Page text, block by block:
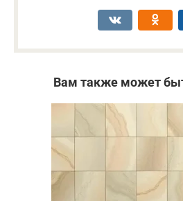
Вам также может